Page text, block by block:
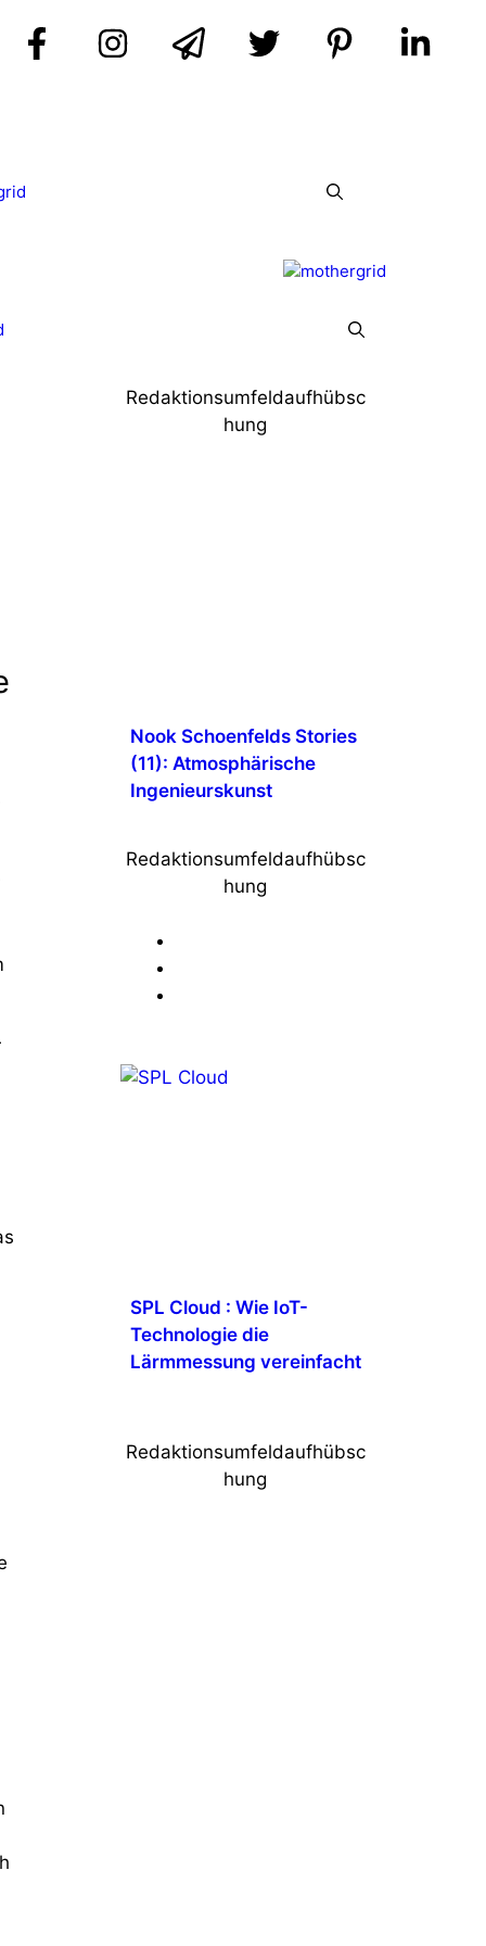
Redaktionsumfeldaufhübsc
hung
Nook Schoenfelds Stories
(11): Atmosphärische
Ingenieurskunst
Redaktionsumfeldaufhübsc
hung
SPL Cloud : Wie IoT-
Technologie die
Lärmmessung vereinfacht
Redaktionsumfeldaufhübsc
hung